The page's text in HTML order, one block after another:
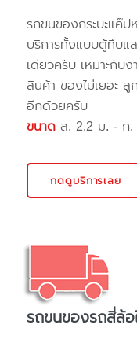
รถขนของกระบะแค๊
บริการทั้งแบบตู้ทึบแ
เดียวครับ เหมาะกั
สินค้า ของไม่เยอะ
อีกด้วยครับ
ขนาด ส. 2.2 ม. - ก
กดดูบริการเลย
รถขนของรถสี่ล้